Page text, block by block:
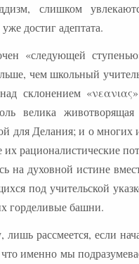
слишком
достиг адептата.
«следующей
чем школьный
склонением «νεανιας»
велика
для Делания; и о
их рационалистические
на духовной истине
под учительской
горделивые башни.
рассмеется, если
именно мы